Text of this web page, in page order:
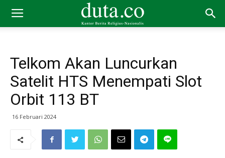
Telkom Akan Luncurkan
Satelit HTS Menempati Slot
Orbit 113 BT
16 Februari 2024